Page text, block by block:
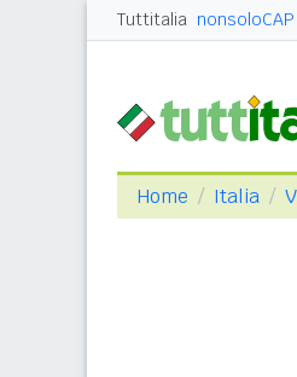
Tuttitalia nonsoloCAP
Home Italia